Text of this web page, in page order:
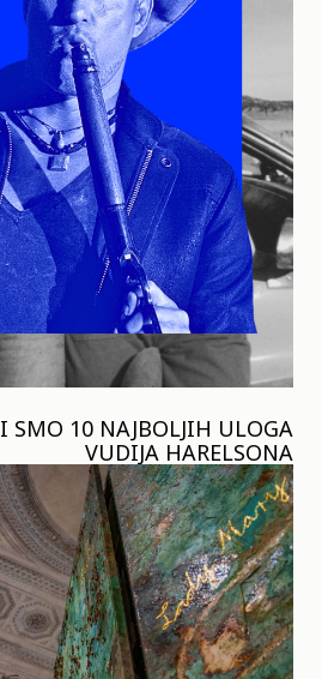
SMO 10 NAJBOLJIH ULOGA
VUDIJA HARELSONA